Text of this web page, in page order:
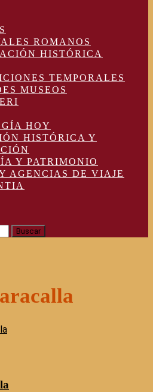
ROMANOS
HISTÓRICA
TEMPORALES
MUSEOS
HOY
HISTÓRICA Y
Y PATRIMONIO
AGENCIAS DE VIAJE